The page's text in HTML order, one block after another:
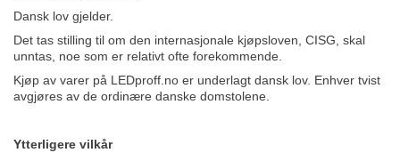
Dansk lov gjelder.
Det tas stilling til om den internasjonale kjøpsloven, CISG, skal
unntas, noe som er relativt ofte forekommende.
Kjøp av varer på LEDproff.no er underlagt dansk lov. Enhver tvist
avgjøres av de ordinære danske domstolene.
Ytterligere vilkår